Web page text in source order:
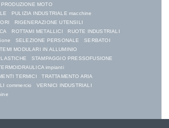
PRODUZIONE MOTO
PULIZIA INDUSTRIALE macchine
RIGENERAZIONE UTENSILI
ROTTAMI METALLICI
RUOTE INDUSTRIALI
SELEZIONE PERSONALE
SERBATOI
MODULARI IN ALLUMINIO
STAMPAGGIO PRESSOFUSIONE
impianti
TERMICI
TRATTAMENTO ARIA
commercio
VERNICI INDUSTRIALI